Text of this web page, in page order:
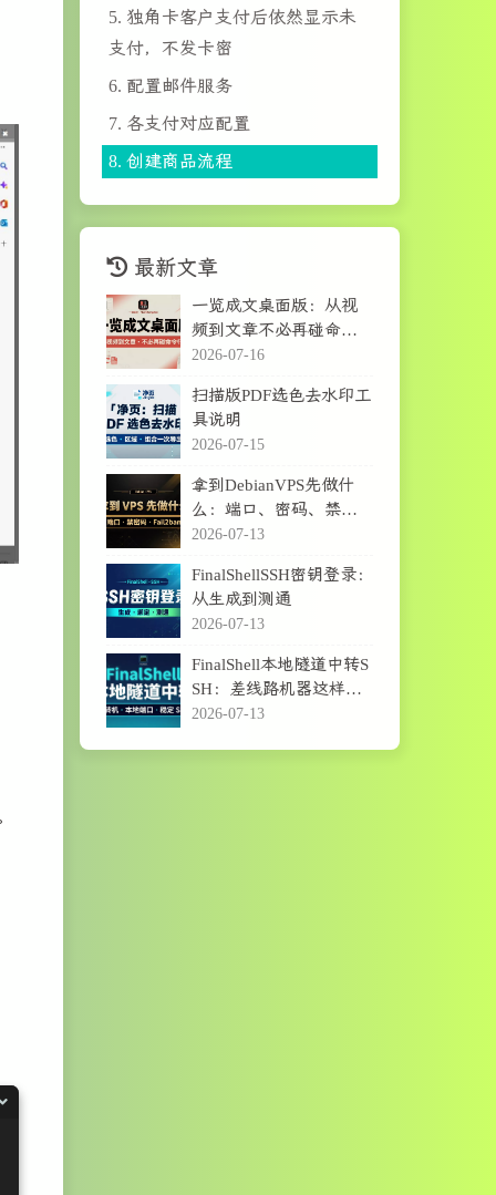
5. 独角卡客户支付后依然显示未
支付，不发卡密
6. 配置邮件服务
7. 各支付对应配置
8. 创建商品流程
最新文章
一览成文桌面版：从视
频到文章不必再碰命令
行
2026-07-16
扫描版PDF选色去水印工
具说明
2026-07-15
拿到DebianVPS先做什
么：端口、密码、禁密
码登录与Fail2ban
2026-07-13
FinalShellSSH密钥登录：
从生成到测通
2026-07-13
FinalShell本地隧道中转S
SH：差线路机器这样连
更稳
2026-07-13